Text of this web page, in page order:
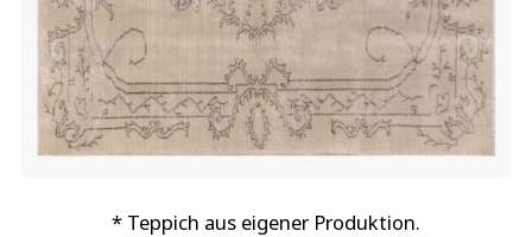
* Teppich aus eigener Produktion.